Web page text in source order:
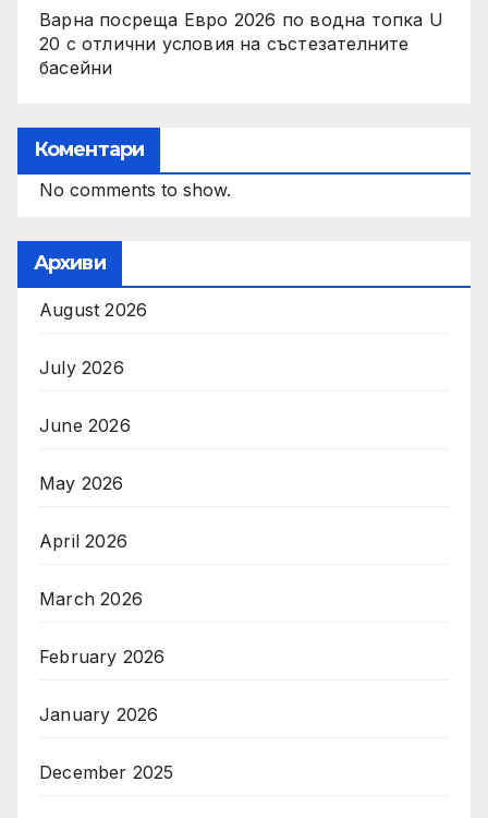
Варна посреща Евро 2026 по водна топка U
20 с отлични условия на състезателните
басейни
Коментари
No comments to show.
Архиви
August 2026
July 2026
June 2026
May 2026
April 2026
March 2026
February 2026
January 2026
December 2025